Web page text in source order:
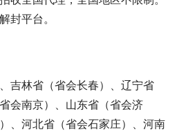
封平台。
吉林省（省会长春）、辽宁省
会南京）、山东省（省会济
、河北省（省会石家庄）、河南